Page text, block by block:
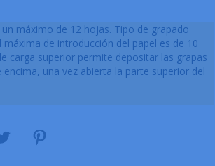
máximo de 12 hojas. Tipo de grapado
máxima de introducción del papel es de 10
carga superior permite depositar las grapas
encima, una vez abierta la parte superior del